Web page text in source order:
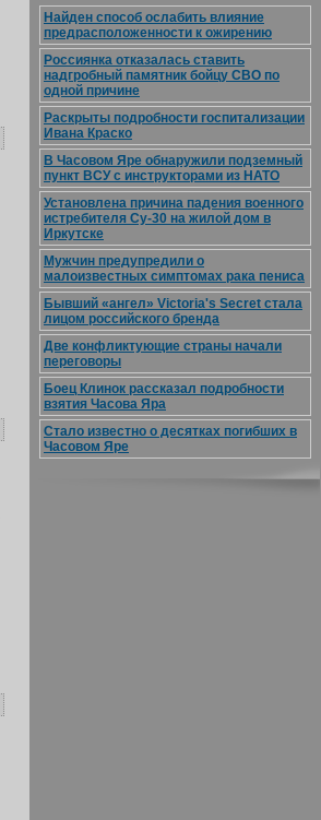
Найден способ ослабить влияние
предрасположенности к ожирению
Россиянка отказалась ставить
надгробный памятник бойцу СВО по
одной причине
Раскрыты подробности госпитализации
Ивана Краско
В Часовом Яре обнаружили подземный
пункт ВСУ с инструкторами из НАТО
Установлена причина падения военного
истребителя Су-30 на жилой дом в
Иркутске
Мужчин предупредили о
малоизвестных симптомах рака пениса
Бывший «ангел» Victoria's Secret стала
лицом российского бренда
Две конфликтующие страны начали
переговоры
Боец Клинок рассказал подробности
взятия Часова Яра
Стало известно о десятках погибших в
Часовом Яре